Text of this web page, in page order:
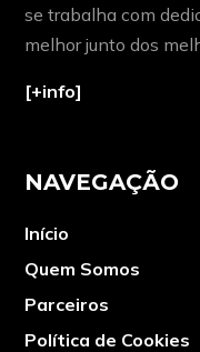
se trabalha com
melhor junto dos
[+info]
NAVEGAÇÃO
Início
Quem Somos
Parceiros
Política de Cookies